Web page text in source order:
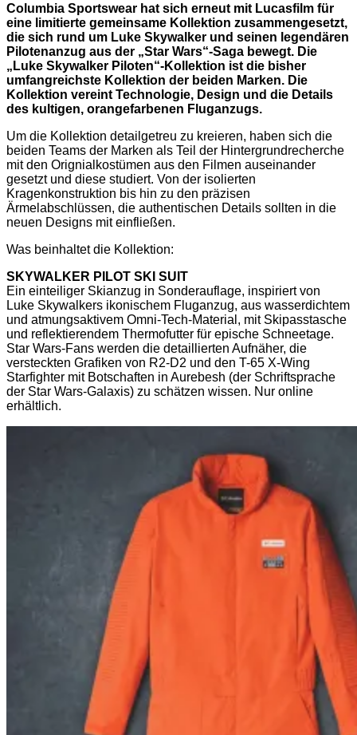
Columbia Sportswear hat sich erneut mit Lucasfilm für
eine limitierte gemeinsame Kollektion zusammengesetzt,
die sich rund um Luke Skywalker und seinen legendären
Pilotenanzug aus der „Star Wars“-Saga bewegt. Die
„Luke Skywalker Piloten“-Kollektion ist die bisher
umfangreichste Kollektion der beiden Marken. Die
Kollektion vereint Technologie, Design und die Details
des kultigen, orangefarbenen Fluganzugs.
Um die Kollektion detailgetreu zu kreieren, haben sich die
beiden Teams der Marken als Teil der Hintergrundrecherche
mit den Orignialkostümen aus den Filmen auseinander
gesetzt und diese studiert. Von der isolierten
Kragenkonstruktion bis hin zu den präzisen
Ärmelabschlüssen, die authentischen Details sollten in die
neuen Designs mit einfließen.
Was beinhaltet die Kollektion:
SKYWALKER PILOT SKI SUIT
Ein einteiliger Skianzug in Sonderauflage, inspiriert von
Luke Skywalkers ikonischem Fluganzug, aus wasserdichtem
und atmungsaktivem Omni-Tech-Material, mit Skipasstasche
und reflektierendem Thermofutter für epische Schneetage.
Star Wars-Fans werden die detaillierten Aufnäher, die
versteckten Grafiken von R2-D2 und den T-65 X-Wing
Starfighter mit Botschaften in Aurebesh (der Schriftsprache
der Star Wars-Galaxis) zu schätzen wissen. Nur online
erhältlich.